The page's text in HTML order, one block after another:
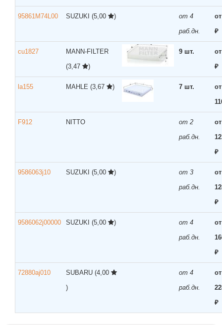
95861M74L00 SUZUKI (5,00 )
от 4
раб.дн.
₽
cu1827
MANN-FILTER
(3,47
)
9 шт.
₽
la155 MAHLE (3,67 ) 7 шт.
от
F912 NITTO
от 2
раб.дн.
от
₽
9586063j10 SUZUKI (5,00 )
от 3
раб.дн.
от
₽
9586062j00000 SUZUKI (5,00 )
от 4
раб.дн.
от
₽
72880aj010 SUBARU (4,00
)
от 4
раб.дн.
от
₽